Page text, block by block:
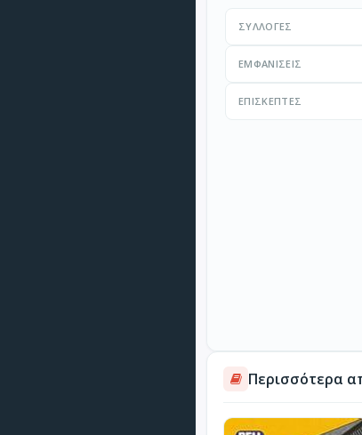
ΣΥΛΛΟΓΈΣ
ΕΜΦΑΝΊΣΕΙΣ
ΕΠΙΣΚΈΠΤΕΣ
Περισσότερα